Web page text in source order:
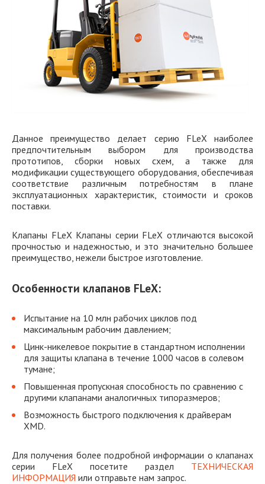
Данное преимущество делает серию FLeX наиболее
предпочтительным выбором для производства
прототипов, сборки новых схем, а также для
модификации существующего оборудования, обеспечивая
соответствие различным потребностям в плане
эксплуатационных характеристик, стоимости и сроков
поставки.
Клапаны FLeX Клапаны серии FLeX отличаются высокой
прочностью и надежностью, и это значительно большее
преимущество, нежели быстрое изготовление.
Особенности клапанов FLeX:
Испытание на 10 млн рабочих циклов под
максимальным рабочим давлением;
Цинк-никелевое покрытие в стандартном исполнении
для защиты клапана в течение 1000 часов в солевом
тумане;
Повышенная пропускная способность по сравнению с
другими клапанами аналогичных типоразмеров;
Возможность быстрого подключения к драйверам
XMD.
Для получения более подробной информации о клапанах
серии FLeX посетите раздел ТЕХНИЧЕСКАЯ
ИНФОРМАЦИЯ или отправьте нам запрос.